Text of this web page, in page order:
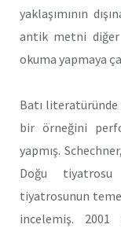
yaklaşımının
antik metni diğer
okuma yapmaya
Batı literatüründe
bir örneğini
yapmış.
Doğu
tiyatrosunun
incelemiş. 2001